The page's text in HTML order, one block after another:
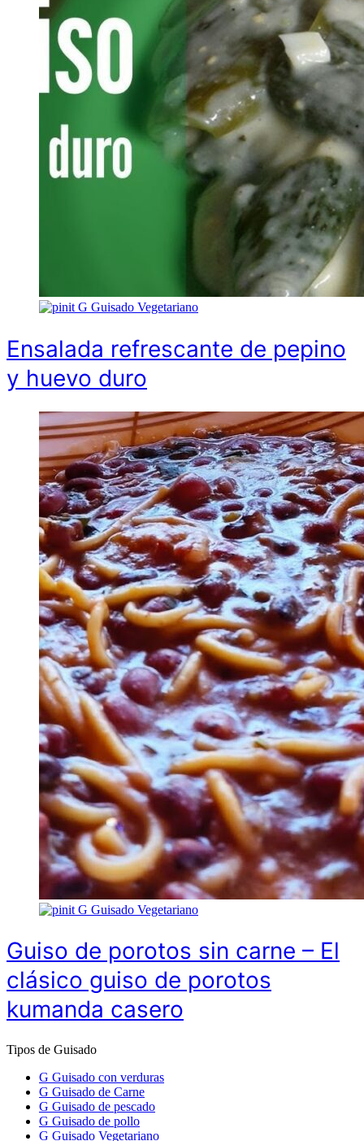
G Guisado Vegetariano
Ensalada refrescante de pepino
y huevo duro
G Guisado Vegetariano
Guiso de porotos sin carne – El
clásico guiso de porotos
kumanda casero
Tipos de Guisado
G Guisado con verduras
G Guisado de Carne
G Guisado de pescado
G Guisado de pollo
G Guisado Vegetariano